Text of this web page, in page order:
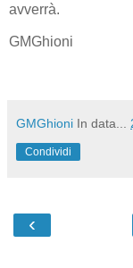
avverrà.
GMGhioni
GMGhioni In data...
Condividi
‹